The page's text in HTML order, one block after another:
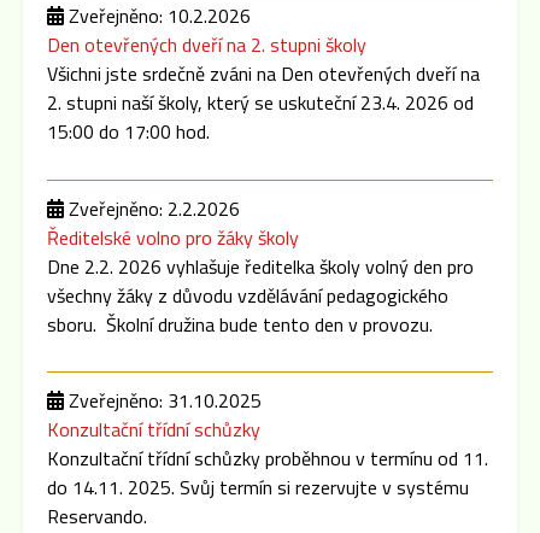
Zveřejněno: 10.2.2026
Den otevřených dveří na 2. stupni školy
Všichni jste srdečně zváni na Den otevřených dveří na
2. stupni naší školy, který se uskuteční 23.4. 2026 od
15:00 do 17:00 hod.
Zveřejněno: 2.2.2026
Ředitelské volno pro žáky školy
Dne 2.2. 2026 vyhlašuje ředitelka školy volný den pro
všechny žáky z důvodu vzdělávání pedagogického
sboru. Školní družina bude tento den v provozu.
Zveřejněno: 31.10.2025
Konzultační třídní schůzky
Konzultační třídní schůzky proběhnou v termínu od 11.
do 14.11. 2025. Svůj termín si rezervujte v systému
Reservando.